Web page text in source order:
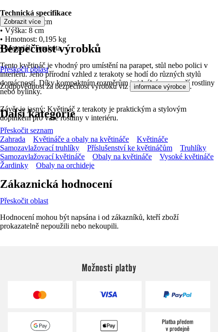
Technická specifikace
• Průměr: 8,5 cm
• Výška: 8 cm
• Hmotnost: 0,195 kg
• Materiál: Terakota
Tento květináč je vhodný pro umístění na parapet, stůl nebo polici v
interiéru. Jeho přírodní vzhled z terakoty se hodí do různých stylů
domácností. Díky kompaktním rozměrům je ideální pro menší rostliny
nebo bylinky.
Závěr je jasný: Květináč z terakoty je praktickým a stylovým
doplňkem pro vaše rostliny v interiéru.
Zobrazit více
Bezpečnost výrobků
Přeskočit oblast
Zodpovědnost za bezpečnost výrobku viz informace výrobce .
Další kategorie
Přeskočit seznam
Zahrada
Květináče a obaly na květináče
Květináče
Samozavlažovací truhlíky
Příslušenství ke květináčům
Truhlíky
Samozavlažovací květináče
Obaly na květináče
Vysoké květináče
Žardinky
Obaly na orchideje
Zákaznická hodnocení
Přeskočit oblast
Hodnocení mohou být napsána i od zákazníků, kteří zboží
prokazatelně nepoužili nebo nekoupili.
Možnosti platby